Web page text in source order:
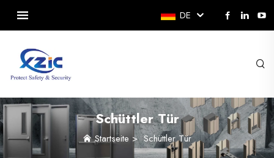
DE
Schüttler Tür
Startseite >Schüttler Tür